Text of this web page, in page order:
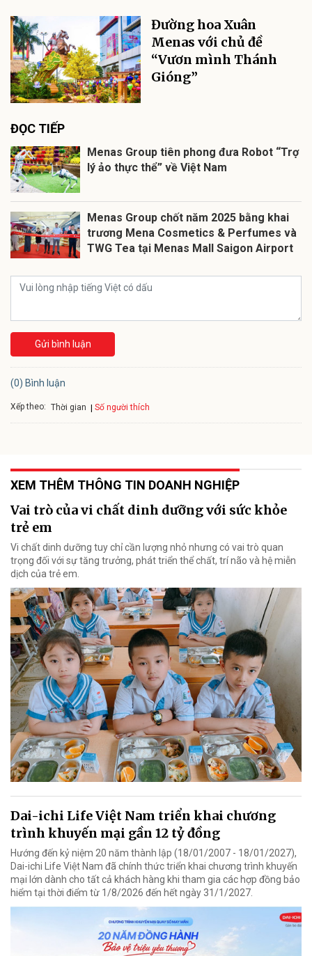
Đường hoa Xuân
Menas với chủ đề
“Vươn mình Thánh
Gióng”
ĐỌC TIẾP
Menas Group tiên phong đưa Robot “Trợ
lý ảo thực thể” về Việt Nam
Menas Group chốt năm 2025 bằng khai
trương Mena Cosmetics & Perfumes và
TWG Tea tại Menas Mall Saigon Airport
Gửi bình luận
(0) Bình luận
Xếp theo: Thời gian Số người thích
XEM THÊM THÔNG TIN DOANH NGHIỆP
Vai trò của vi chất dinh dưỡng với sức khỏe
trẻ em
Vi chất dinh dưỡng tuy chỉ cần lượng nhỏ nhưng có vai trò quan
trọng đối với sự tăng trưởng, phát triển thể chất, trí não và hệ miễn
dịch của trẻ em.
Dai-ichi Life Việt Nam triển khai chương
trình khuyến mại gần 12 tỷ đồng
Hướng đến kỷ niệm 20 năm thành lập (18/01/2007 - 18/01/2027),
Dai-ichi Life Việt Nam đã chính thức triển khai chương trình khuyến
mại lớn dành cho tất cả khách hàng khi tham gia các hợp đồng bảo
hiểm tại thời điểm từ 1/8/2026 đến hết ngày 31/1/2027.